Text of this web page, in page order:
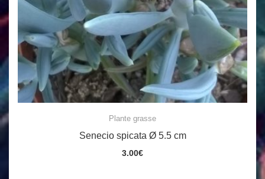
Plante grasse
Senecio spicata Ø 5.5 cm
3.00€